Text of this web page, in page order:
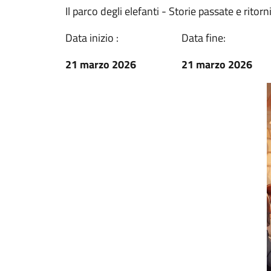
Il parco degli elefanti - Storie passate e ritorni
Data inizio :
21 marzo 2026
Data fine:
21 marzo 2026